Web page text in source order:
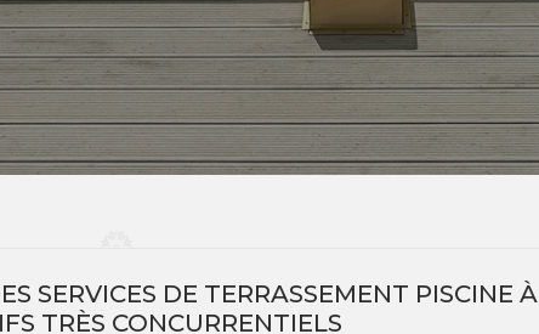
SERVICES DE TERRASSEMENT PISCINE À
TRÈS CONCURRENTIELS